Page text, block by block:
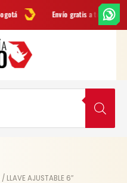
Envío gratis a todo Colombia
/ LLAVE AJUSTABLE 6″